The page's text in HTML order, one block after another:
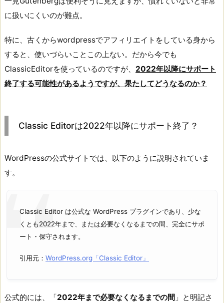
に扱いにくいのが難点。
特に、古くからwordpressでアフィリエイトをしている身から
すると、使いづらいことこの上ない。だから今でも
ClassicEditorを使っているのですが、 2022年以降にサポート
終了する可能性があるようですが、果たしてどうなるのか？
Classic Editorは2022年以降にサポート終了？
WordPressの公式サイトでは、以下のように説明されていま
す。
Classic Editor は公式な WordPress プラグインであり、少な
くとも2022年まで、または必要なくなるまでの間、完全にサポ
ート・保守されます。
引用元： WordPress.org「Classic Editor」
公式的には、「2022年まで必要なくなるまでの間 」と明記さ